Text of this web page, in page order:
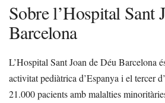
Sobre l’Hospital Sant
Barcelona
L’Hospital Sant Joan de Déu Barcelona
activitat pediàtrica d’Espanya i el tercer
21.000 pacients amb malalties